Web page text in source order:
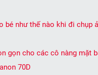
bé như thế nào khi đi chụp
gọn cho các cô nàng mặt
70D